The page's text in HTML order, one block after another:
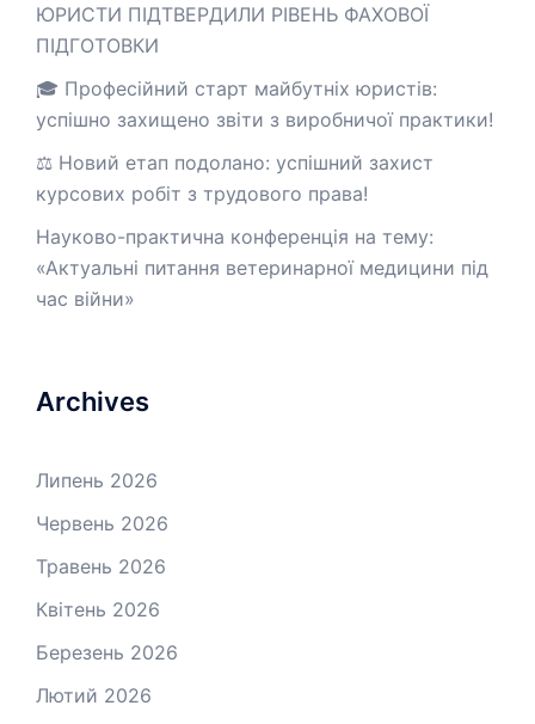
ЮРИСТИ ПІДТВЕРДИЛИ РІВЕНЬ ФАХОВОЇ
ПІДГОТОВКИ
🎓 Професійний старт майбутніх юристів:
успішно захищено звіти з виробничої практики!
⚖️ Новий етап подолано: успішний захист
курсових робіт з трудового права!
Науково-практична конференція на тему:
«Актуальні питання ветеринарної медицини під
час війни»
Archives
Липень 2026
Червень 2026
Травень 2026
Квітень 2026
Березень 2026
Лютий 2026